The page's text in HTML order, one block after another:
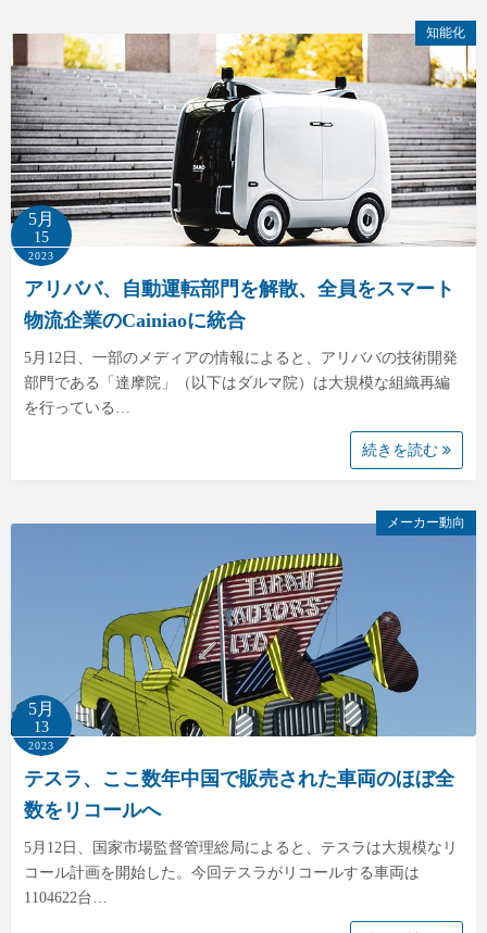
知能化
5月
15
2023
アリババ、自動運転部門を解散、全員をスマート
物流企業のCainiaoに統合
5月12日、一部のメディアの情報によると、アリババの技術開発
部門である「達摩院」（以下はダルマ院）は大規模な組織再編
を行っている…
続きを読む
メーカー動向
5月
13
2023
テスラ、ここ数年中国で販売された車両のほぼ全
数をリコールへ
5月12日、国家市場監督管理総局によると、テスラは大規模なリ
コール計画を開始した。今回テスラがリコールする車両は
1104622台…